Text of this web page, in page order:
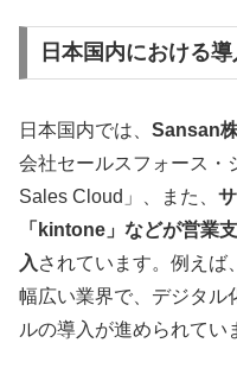
日本国内における
日本国内では、 Sansan
会社セールスフォース・
Sales Cloud」、また、
「kintone」などが営業
入されています。例えば
幅広い業界で、デジタル
ルの導入が進められてい